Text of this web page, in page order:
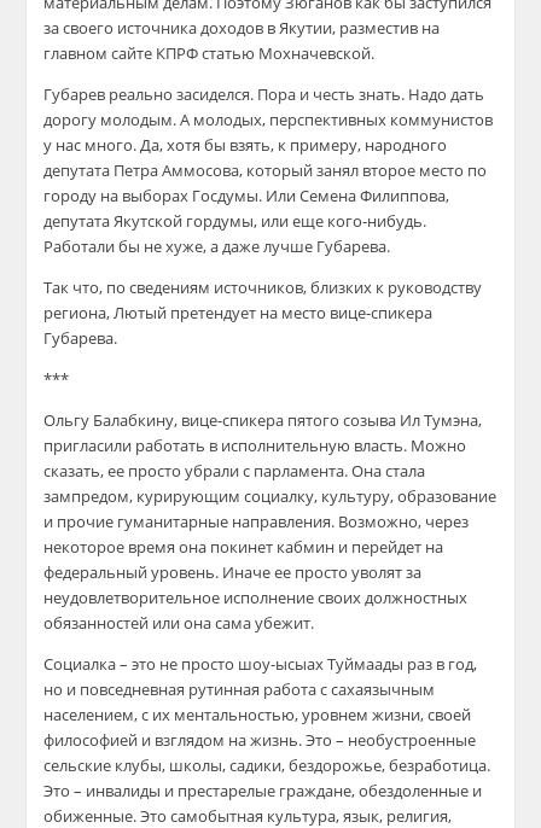
за своего источника доходов в Якутии, разместив на
главном сайте КПРФ статью Мохначевской.
Губарев реально засиделся. Пора и честь знать. Надо дать
дорогу молодым. А молодых, перспективных коммунистов
у нас много. Да, хотя бы взять, к примеру, народного
депутата Петра Аммосова, который занял второе место по
городу на выборах Госдумы. Или Семена Филиппова,
депутата Якутской гордумы, или еще кого-нибудь.
Работали бы не хуже, а даже лучше Губарева.
Так что, по сведениям источников, близких к руководству
региона, Лютый претендует на место вице-спикера
Губарева.
***
Ольгу Балабкину, вице-спикера пятого созыва Ил Тумэна,
пригласили работать в исполнительную власть. Можно
сказать, ее просто убрали с парламента. Она стала
зампредом, курирующим социалку, культуру, образование
и прочие гуманитарные направления. Возможно, через
некоторое время она покинет кабмин и перейдет на
федеральный уровень. Иначе ее просто уволят за
неудовлетворительное исполнение своих должностных
обязанностей или она сама убежит.
Социалка – это не просто шоу-ысыах Туймаады раз в год,
но и повседневная рутинная работа с сахаязычным
населением, с их ментальностью, уровнем жизни, своей
философией и взглядом на жизнь. Это – необустроенные
сельские клубы, школы, садики, бездорожье, безработица.
Это – инвалиды и престарелые граждане, обездоленные и
обиженные. Это самобытная культура, язык, религия,